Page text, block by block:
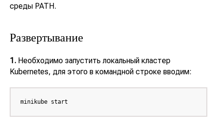
среды PATH.
Развертывание
1. Необходимо запустить локальный кластер
Kubernetes, для этого в командной строке вводим:
minikube start